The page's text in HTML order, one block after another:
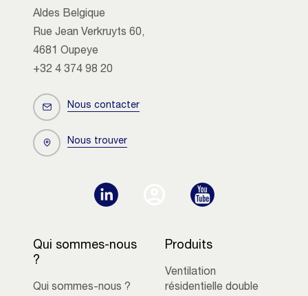
Aldes Belgique
Rue Jean Verkruyts 60,
4681 Oupeye
+32 4 374 98 20
Nous contacter
Nous trouver
Qui sommes-nous
?
Qui sommes-nous ?
Produits
Ventilation
résidentielle double